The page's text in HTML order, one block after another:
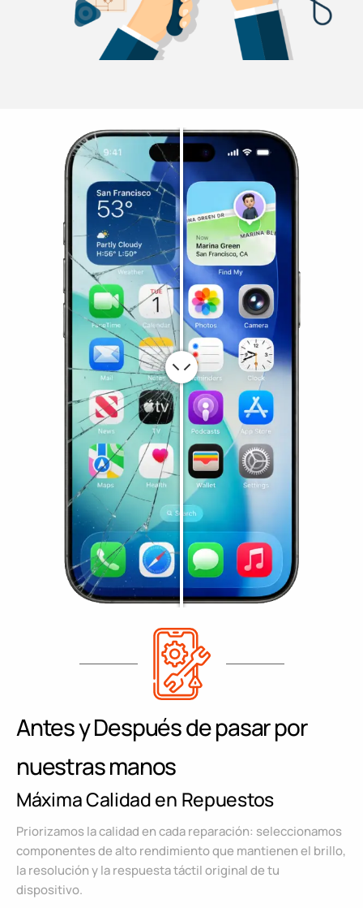
Antes y Después de pasar por
nuestras manos
Máxima Calidad en Repuestos
Priorizamos la calidad en cada reparación: seleccionamos
componentes de alto rendimiento que mantienen el brillo,
la resolución y la respuesta táctil original de tu
dispositivo.